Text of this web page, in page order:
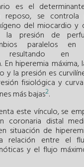
es el
reposo, se controla
del miocardio y
la presión de
paralelos en
resultando en
En hiperemia
y la presión es
fisiológica y
más bajas2.
este vínculo, se
coronaria distal
situación de
relación entre el
y el flujo